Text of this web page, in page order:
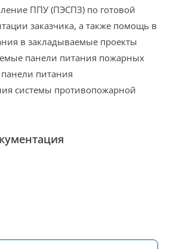
ППУ (ПЭСПЗ) по готовой
заказчика, а также помощь в
в закладываемые проекты
панели питания пожарных
питания
системы противопожарной